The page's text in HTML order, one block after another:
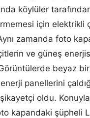
köylüler
için
zamanda foto
ve güneş
beyaz
panellerini
şikayetçi oldu.
kapandaki şüpheli